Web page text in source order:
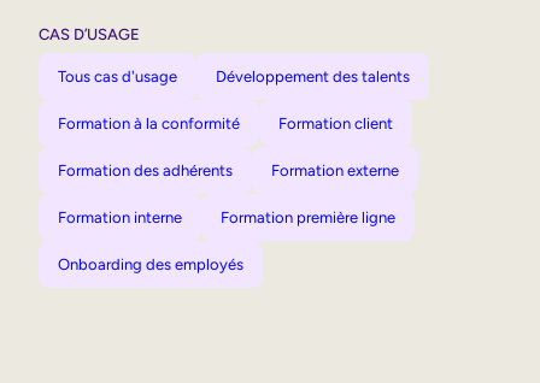
CAS D’USAGE
Tous cas d'usage Développement des talents
Formation à la conformité Formation client
Formation des adhérents Formation externe
Formation interne Formation première ligne
Onboarding des employés